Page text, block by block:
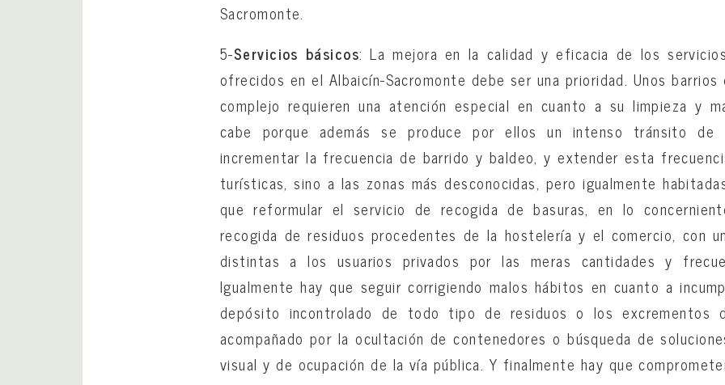
Sacromonte.
5-Servicios básicos: La mejora en la calidad y eficacia de los
ofrecidos en el Albaicín-Sacromonte debe ser una prioridad. Unos
complejo requieren una atención especial en cuanto a su limpieza y
cabe porque además se produce por ellos un intenso tránsito de
incrementar la frecuencia de barrido y baldeo, y extender esta
turísticas, sino a las zonas más desconocidas, pero igualmente
que reformular el servicio de recogida de basuras, en lo
recogida de residuos procedentes de la hostelería y el comercio, con
distintas a los usuarios privados por las meras cantidades y
Igualmente hay que seguir corrigiendo malos hábitos en cuanto a
depósito incontrolado de todo tipo de residuos o los
acompañado por la ocultación de contenedores o búsqueda de
visual y de ocupación de la vía pública. Y finalmente hay que